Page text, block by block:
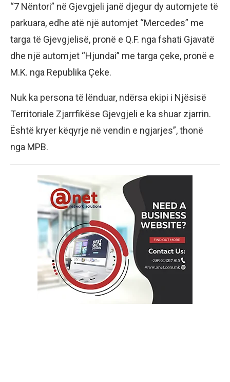
“7 Nëntori” në Gjevgjeli janë djegur dy automjete të
parkuara, edhe atë një automjet “Mercedes” me
targa të Gjevgjelisë, pronë e Q.F. nga fshati Gjavatë
dhe një automjet “Hjundai” me targa çeke, pronë e
M.K. nga Republika Çeke.
Nuk ka persona të lënduar, ndërsa ekipi i Njësisë
Territoriale Zjarrfikëse Gjevgjeli e ka shuar zjarrin.
Është kryer këqyrje në vendin e ngjarjes”, thonë
nga MPB.